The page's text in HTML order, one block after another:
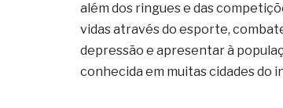
além dos ringues e das
vidas através do esporte,
depressão e apresentar à
conhecida em muitas cidades do